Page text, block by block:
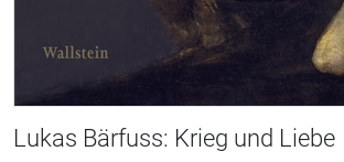
Lukas Bärfuss: Krieg und Liebe